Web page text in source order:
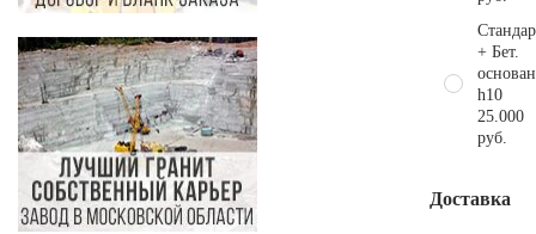
+ Бет.
h10
25.000
руб.
Доставка